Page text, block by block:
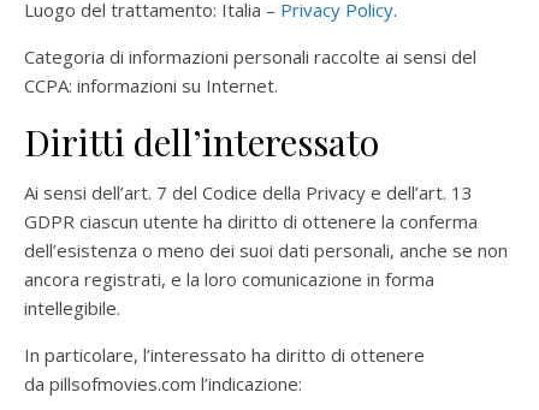
Luogo del trattamento: Italia – Privacy Policy.
Categoria di informazioni personali raccolte ai sensi del
CCPA: informazioni su Internet.
Diritti dell’interessato
Ai sensi dell’art. 7 del Codice della Privacy e dell’art. 13
GDPR ciascun utente ha diritto di ottenere la conferma
dell’esistenza o meno dei suoi dati personali, anche se non
ancora registrati, e la loro comunicazione in forma
intellegibile.
In particolare, l’interessato ha diritto di ottenere
da pillsofmovies.com l’indicazione: